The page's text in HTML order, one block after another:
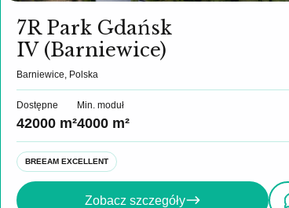
7R Park Gdańsk
IV (Barniewice)
Barniewice, Polska
Dostępne
42000 m²
Min. moduł
4000 m²
BREEAM EXCELLENT
Zobacz szczegóły